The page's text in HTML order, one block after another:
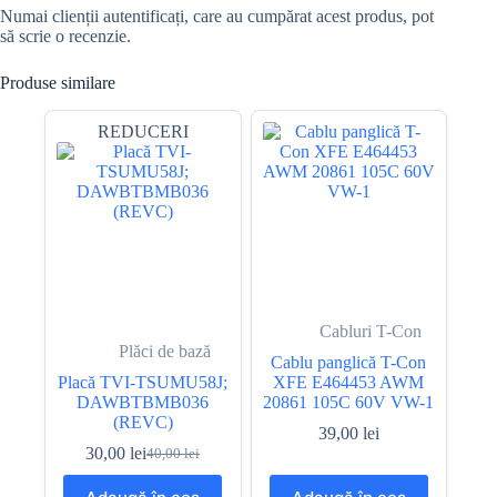
Numai clienții autentificați, care au cumpărat acest produs, pot
să scrie o recenzie.
Produse similare
REDUCERI
Plăci de bază
Placă TVI-TSUMU58J;
DAWBTBMB036
(REVC)
40,00lei
Prețul
30,00leiPrețul
Cabluri T-Con
Cablu panglică T-Con
XFE E464453 AWM
20861 105C 60V VW-1
39,00 lei